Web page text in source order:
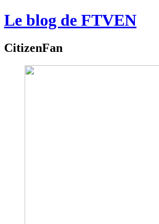
Le blog de FTVEN
CitizenFan